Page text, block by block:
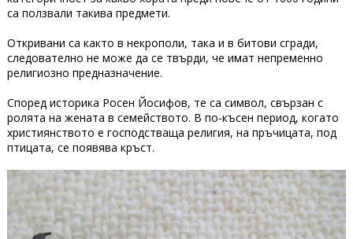
са ползвали такива предмети.
Откривани са както в некрополи, така и в битови сгради,
следователно не може да се твърди, че имат непременно
религиозно предназначение.
Според историка Росен Йосифов, те са символ, свързан с
ролята на жената в семейството. В по-късен период, когато
християнството е господстваща религия, на пръчицата, под
птицата, се появява кръст.